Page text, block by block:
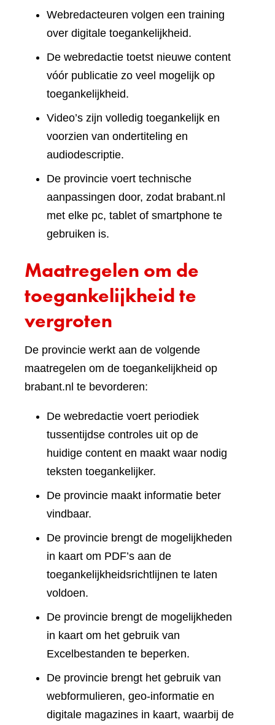
Webredacteuren volgen een training
over digitale toegankelijkheid.
De webredactie toetst nieuwe content
vóór publicatie zo veel mogelijk op
toegankelijkheid.
Video’s zijn volledig toegankelijk en
voorzien van ondertiteling en
audiodescriptie.
De provincie voert technische
aanpassingen door, zodat brabant.nl
met elke pc, tablet of smartphone te
gebruiken is.
Maatregelen om de
toegankelijkheid te
vergroten
De provincie werkt aan de volgende
maatregelen om de toegankelijkheid op
brabant.nl te bevorderen:
De webredactie voert periodiek
tussentijdse controles uit op de
huidige content en maakt waar nodig
teksten toegankelijker.
De provincie maakt informatie beter
vindbaar.
De provincie brengt de mogelijkheden
in kaart om PDF’s aan de
toegankelijkheidsrichtlijnen te laten
voldoen.
De provincie brengt de mogelijkheden
in kaart om het gebruik van
Excelbestanden te beperken.
De provincie brengt het gebruik van
webformulieren, geo-informatie en
digitale magazines in kaart, waarbij de